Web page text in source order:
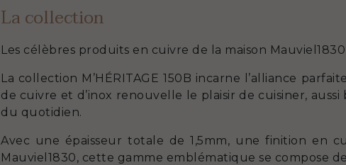
La collection
Les célèbres produits en cuivre de la maison Mauviel1830
La collection M’HÉRITAGE 150B incarne l’alliance
de cuivre et d’inox renouvelle le plaisir de cuisiner,
du quotidien.
Avec une épaisseur totale de 1,5mm, une finition en
Mauviel1830, cette gamme emblématique se compose